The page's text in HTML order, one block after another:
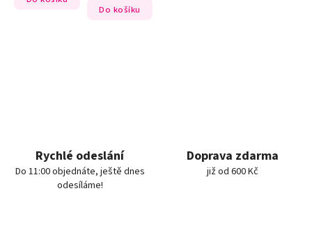
Do košíku
Rychlé odeslání
Do 11:00 objednáte, ještě dnes
odesíláme!
Doprava zdarma
již od 600 Kč